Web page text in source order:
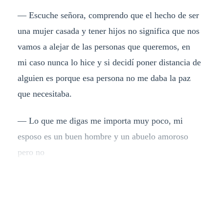
— Escuche señora, comprendo que el hecho de ser
una mujer casada y tener hijos no significa que nos
vamos a alejar de las personas que queremos, en
mi caso nunca lo hice y si decidí poner distancia de
alguien es porque esa persona no me daba la paz
que necesitaba.
— Lo que me digas me importa muy poco, mi
esposo es un buen hombre y un abuelo amoroso
pero no